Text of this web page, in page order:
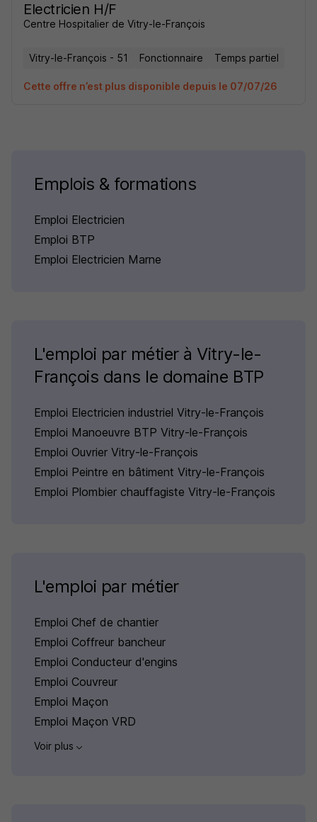
Electricien H/F
Centre Hospitalier de Vitry-le-François
Vitry-le-François - 51 Fonctionnaire Temps partiel
Cette offre n’est plus disponible depuis le 07/07/26
Emplois & formations
Emploi Electricien
Emploi BTP
Emploi Electricien Marne
L'emploi par métier à Vitry-le-
François dans le domaine BTP
Emploi Electricien industriel Vitry-le-François
Emploi Manoeuvre BTP Vitry-le-François
Emploi Ouvrier Vitry-le-François
Emploi Peintre en bâtiment Vitry-le-François
Emploi Plombier chauffagiste Vitry-le-François
L'emploi par métier
Emploi Chef de chantier
Emploi Coffreur bancheur
Emploi Conducteur d'engins
Emploi Couvreur
Emploi Maçon
Emploi Maçon VRD
Voir plus